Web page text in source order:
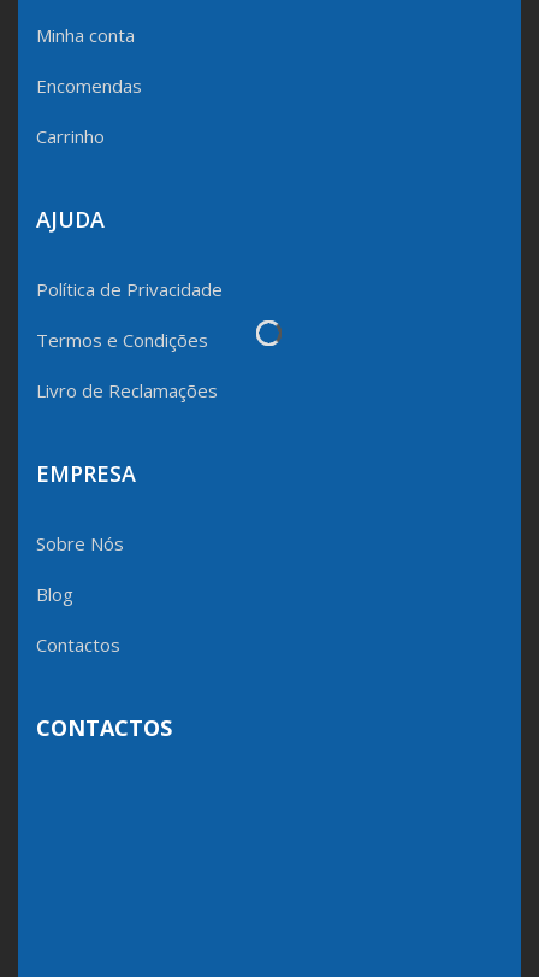
Minha conta
Encomendas
Carrinho
AJUDA
Política de Privacidade
Termos e Condições
Livro de Reclamações
EMPRESA
Sobre Nós
Blog
Contactos
CONTACTOS